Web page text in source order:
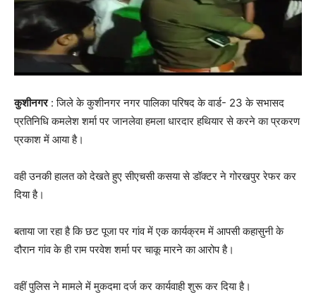
कुशीनगर: जिले के कुशीनगर नगर पालिका परिषद के वार्ड- 23 के सभासद
प्रतिनिधि कमलेश शर्मा पर जानलेवा हमला धारदार हथियार से करने का प्रकरण
प्रकाश में आया है।
वही उनकी हालत को देखते हुए सीएचसी कसया से डॉक्टर ने गोरखपुर रेफर कर
दिया है।
बताया जा रहा है कि छट पूजा पर गांव में एक कार्यक्रम में आपसी कहासुनी के
दौरान गांव के ही राम परवेश शर्मा पर चाकू मारने का आरोप है।
वहीं पुलिस ने मामले में मुकदमा दर्ज कर कार्यवाही शुरू कर दिया है।